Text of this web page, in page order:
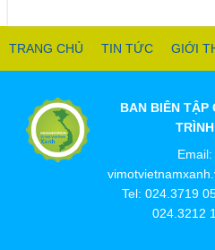
TRANG CHỦ TIN TỨC GIỚI
BAN BIÊN TẬP
TRÌNH
Email:
Tel: 024.3719
024.3212